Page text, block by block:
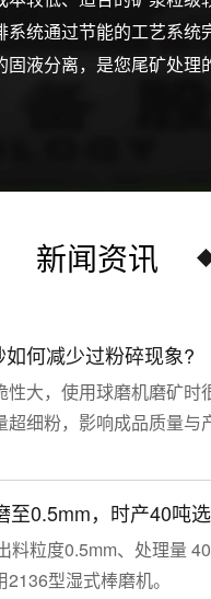
系统通过节能的工艺系统
固液分离，是您尾矿处理
新闻资讯
何减少过粉碎现象?
性大，使用球磨机磨矿时
超细粉，影响成品质量与
工艺、研磨介质、运行参
问题。
料粒度0.5mm、处理量
型湿式棒磨机。